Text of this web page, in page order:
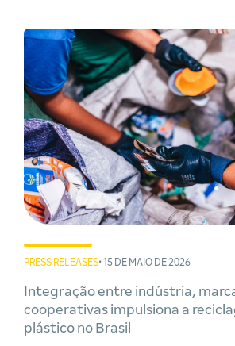
PRESS RELEASES• 15 DE MAIO DE 2026
Integração entre indústria,
cooperativas impulsiona a
plástico no Brasil